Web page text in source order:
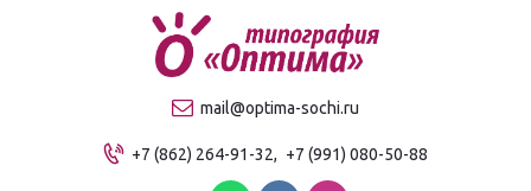
mail@optima-sochi.ru
+7 (862) 264-91-32, +7 (991) 080-50-88
Качественная типография в Сочи
О компании
Продукция
Услуги
Прайс-лист